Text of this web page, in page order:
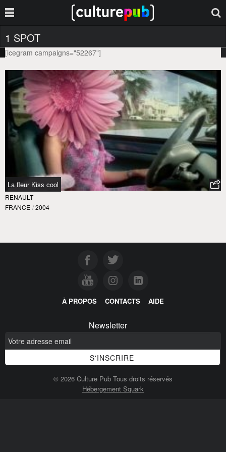
1 SPOT
[icegram campaigns="52267"]
La fleur Kiss cool
RENAULT
FRANCE / 2004
À PROPOS CONTACTS AIDE
Newsletter
© 2026 Culture Pub Tous droits réservés
Hébergement Squark